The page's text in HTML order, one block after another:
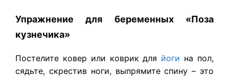
Упражнение для беременных «Поза
кузнечика»
Постелите ковер или коврик для йоги на пол,
сядьте, скрестив ноги, выпрямите спину – это